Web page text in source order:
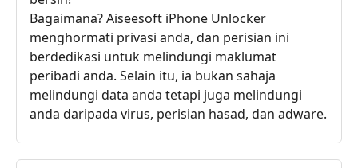
Bagaimana? Aiseesoft iPhone Unlocker
menghormati privasi anda, dan perisian ini
berdedikasi untuk melindungi maklumat
peribadi anda. Selain itu, ia bukan sahaja
melindungi data anda tetapi juga melindungi
anda daripada virus, perisian hasad, dan adware.